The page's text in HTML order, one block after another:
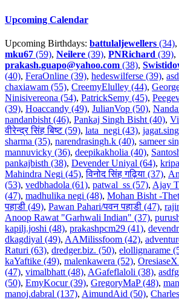
Upcoming Calendar
Upcoming Birthdays: battulaljewellers (34),
mku67 (59), Neilere (39), PNRichard (39),
prakash.guapo@yahoo.com (38),
(40), FeraOnline (39), hedeswilferse (39),
chaxiawam (55), CreemyElulley (44),
Ninisivereona (54), PatrickSemy (45),
(39), Hoaccandy (49), JulianVop (50),
nandanbisht (46), Pankaj Singh Bisht (40),
वीरेन्द्र सिंह बिष्ट (59), lata_negi (43),
sharma (35), narendrasingh.k (40), sameer
mannuvicky (36), deepikakholia (40),
pankajbisth (38), Devender Uniyal (64),
Mahindra Negi (45),विनोद सिंह गढ़िया (37),
(53), vedbhadola (61), patwal_ss (57), Ajay
(47), madhulika negi (48), Mohan Bisht -
पहाडी (49), Pawan Pahari/पवन पहाडी (47),
Anoop Rawat "Garhwali Indian" (37),
kapilj.joshi (48), prakashpcm29 (41),
dkagdiyal (49), AAMilissfoom (42),
Raturi (63), dredger.biz. (50), elollignarame
kaYaftike (49), malenkawera (52),
(47), vimalbhatt (48), AGafeflaloli (38),
(50), EmyKocur (39), GregoryMaP (48),
manoj.dabral (137), AimundAid (50),